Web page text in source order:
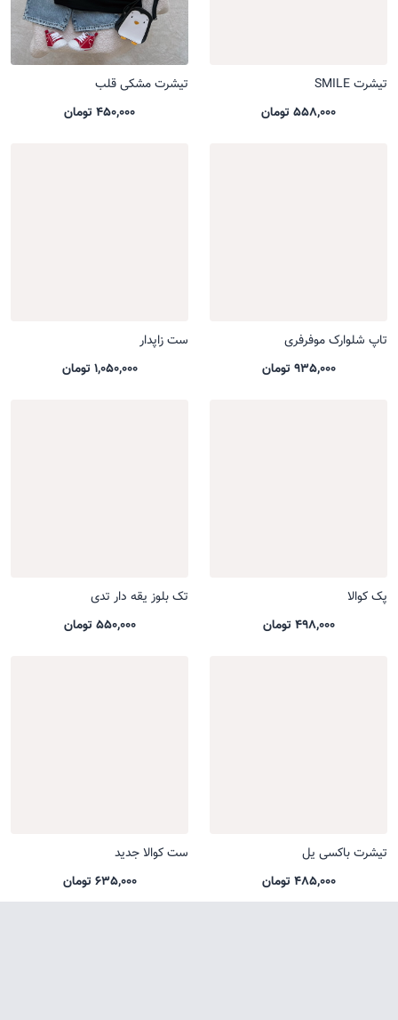
تیشرت SMILE
558,000 تومان
تیشرت مشکی قلب
450,000 تومان
تاپ شلوارک موفرفری
935,000 تومان
ست زاپدار
1,050,000 تومان
پک کوالا
498,000 تومان
تک بلوز یقه دار تدی
550,000 تومان
تیشرت باکسی یل
485,000 تومان
ست کوالا جدید
635,000 تومان